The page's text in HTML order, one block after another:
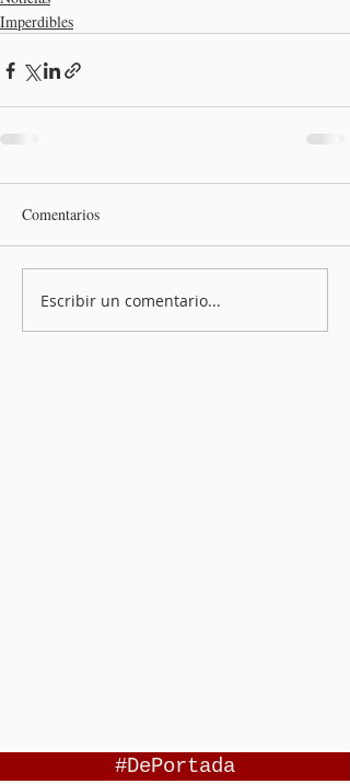
Imperdibles
Comentarios
Escribir un comentario...
#DePortada